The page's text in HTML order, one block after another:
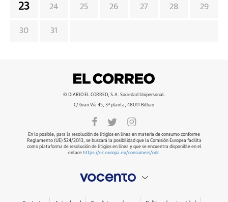
23 24 25 26 27 28 29
30 31
© DIARIO EL CORREO, S.A. Sociedad Unipersonal.
C/ Gran Vía 45, 3ª planta, 48011 Bilbao
En lo posible, para la resolución de litigios en línea en materia de consumo conforme
Reglamento (UE) 524/2013, se buscará la posibilidad que la Comisión Europea facilita
como plataforma de resolución de litigios en línea y que se encuentra disponible en el
enlace https://ec.europa.eu/consumers/odr.